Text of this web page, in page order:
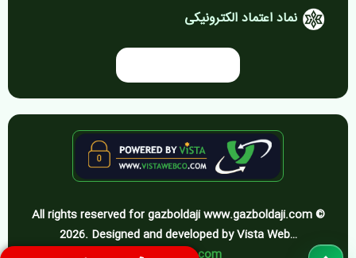
نماد اعتماد الکترونیکی
All rights reserved for gazboldaji www.gazboldaji.com ©
2026. Designed and developed by Vista Web…